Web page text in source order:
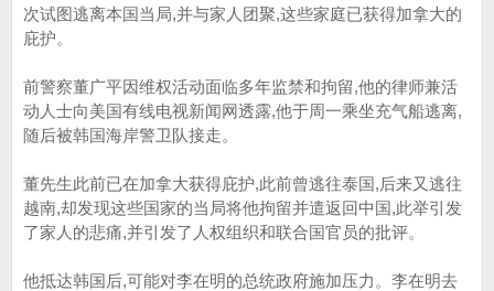
次试图逃离本国当局,并与家人团聚,这些家庭已获得加拿大的
庇护。
前警察董广平因维权活动面临多年监禁和拘留,他的律师兼活
动人士向美国有线电视新闻网透露,他于周一乘坐充气船逃离,
随后被韩国海岸警卫队接走。
董先生此前已在加拿大获得庇护,此前曾逃往泰国,后来又逃往
越南,却发现这些国家的当局将他拘留并遣返回中国,此举引发
了家人的悲痛,并引发了人权组织和联合国官员的批评。
他抵达韩国后,可能对李在明的总统政府施加压力。李在明去